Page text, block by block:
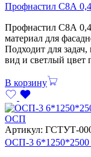
Профнастил С8А
Профнастил С8А
материал для
Подходит для
вид и светлый цвет
В корзину
ОСП
Артикул: ГСТУТ-
ОСП-3 6*1250*2500